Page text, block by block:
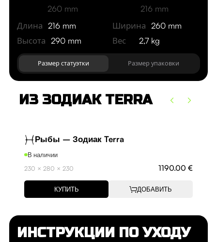
260 mm
216 mm
Длина 216 mm Ширина 260 mm
Высота 290 mm Вес 2,7 kg
Размер статуэтки Размер упаковки
ИЗ ЗОДИАК TERRA
Рыбы – Зодиак Terra
В наличии
230 × 280 × 230
1190.00 €
КУПИТЬ ДОБАВИТЬ
ИНСТРУКЦИИ ПО УХОДУ